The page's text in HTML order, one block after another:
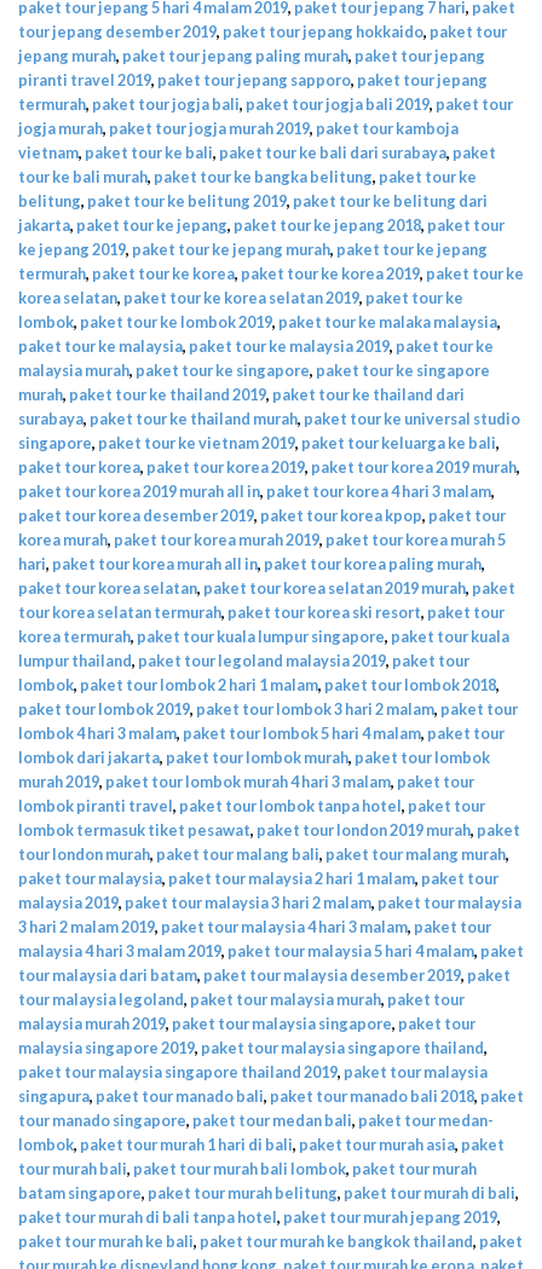
paket tour jepang 5 hari 4 malam 2019, paket tour jepang 7 hari, paket
tour jepang desember 2019, paket tour jepang hokkaido, paket tour
jepang murah, paket tour jepang paling murah, paket tour jepang
piranti travel 2019, paket tour jepang sapporo, paket tour jepang
termurah, paket tour jogja bali, paket tour jogja bali 2019, paket tour
jogja murah, paket tour jogja murah 2019, paket tour kamboja
vietnam, paket tour ke bali, paket tour ke bali dari surabaya, paket
tour ke bali murah, paket tour ke bangka belitung, paket tour ke
belitung, paket tour ke belitung 2019, paket tour ke belitung dari
jakarta, paket tour ke jepang, paket tour ke jepang 2018, paket tour
ke jepang 2019, paket tour ke jepang murah, paket tour ke jepang
termurah, paket tour ke korea, paket tour ke korea 2019, paket tour ke
korea selatan, paket tour ke korea selatan 2019, paket tour ke
lombok, paket tour ke lombok 2019, paket tour ke malaka malaysia,
paket tour ke malaysia, paket tour ke malaysia 2019, paket tour ke
malaysia murah, paket tour ke singapore, paket tour ke singapore
murah, paket tour ke thailand 2019, paket tour ke thailand dari
surabaya, paket tour ke thailand murah, paket tour ke universal studio
singapore, paket tour ke vietnam 2019, paket tour keluarga ke bali,
paket tour korea, paket tour korea 2019, paket tour korea 2019 murah,
paket tour korea 2019 murah all in, paket tour korea 4 hari 3 malam,
paket tour korea desember 2019, paket tour korea kpop, paket tour
korea murah, paket tour korea murah 2019, paket tour korea murah 5
hari, paket tour korea murah all in, paket tour korea paling murah,
paket tour korea selatan, paket tour korea selatan 2019 murah, paket
tour korea selatan termurah, paket tour korea ski resort, paket tour
korea termurah, paket tour kuala lumpur singapore, paket tour kuala
lumpur thailand, paket tour legoland malaysia 2019, paket tour
lombok, paket tour lombok 2 hari 1 malam, paket tour lombok 2018,
paket tour lombok 2019, paket tour lombok 3 hari 2 malam, paket tour
lombok 4 hari 3 malam, paket tour lombok 5 hari 4 malam, paket tour
lombok dari jakarta, paket tour lombok murah, paket tour lombok
murah 2019, paket tour lombok murah 4 hari 3 malam, paket tour
lombok piranti travel, paket tour lombok tanpa hotel, paket tour
lombok termasuk tiket pesawat, paket tour london 2019 murah, paket
tour london murah, paket tour malang bali, paket tour malang murah,
paket tour malaysia, paket tour malaysia 2 hari 1 malam, paket tour
malaysia 2019, paket tour malaysia 3 hari 2 malam, paket tour malaysia
3 hari 2 malam 2019, paket tour malaysia 4 hari 3 malam, paket tour
malaysia 4 hari 3 malam 2019, paket tour malaysia 5 hari 4 malam, paket
tour malaysia dari batam, paket tour malaysia desember 2019, paket
tour malaysia legoland, paket tour malaysia murah, paket tour
malaysia murah 2019, paket tour malaysia singapore, paket tour
malaysia singapore 2019, paket tour malaysia singapore thailand,
paket tour malaysia singapore thailand 2019, paket tour malaysia
singapura, paket tour manado bali, paket tour manado bali 2018, paket
tour manado singapore, paket tour medan bali, paket tour medan-
lombok, paket tour murah 1 hari di bali, paket tour murah asia, paket
tour murah bali, paket tour murah bali lombok, paket tour murah
batam singapore, paket tour murah belitung, paket tour murah di bali,
paket tour murah di bali tanpa hotel, paket tour murah jepang 2019,
paket tour murah ke bali, paket tour murah ke bangkok thailand, paket